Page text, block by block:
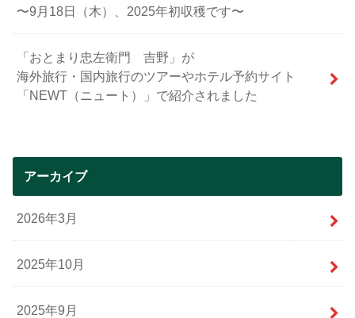
〜9月18日（木）、2025年初収穫です〜
「おとまり忠左衛門 吉野」が
海外旅行・国内旅行のツアーやホテル予約サイト
「NEWT（ニュート）」で紹介されました
アーカイブ
2026年3月
2025年10月
2025年9月